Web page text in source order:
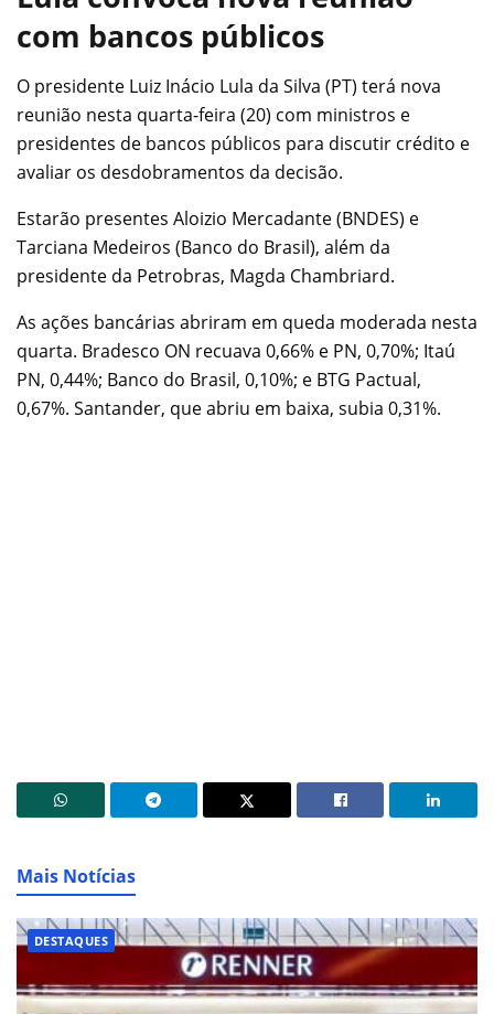
com bancos públicos
O presidente Luiz Inácio Lula da Silva (PT) terá nova
reunião nesta quarta-feira (20) com ministros e
presidentes de bancos públicos para discutir crédito e
avaliar os desdobramentos da decisão.
Estarão presentes Aloizio Mercadante (BNDES) e
Tarciana Medeiros (Banco do Brasil), além da
presidente da Petrobras, Magda Chambriard.
As ações bancárias abriram em queda moderada nesta
quarta. Bradesco ON recuava 0,66% e PN, 0,70%; Itaú
PN, 0,44%; Banco do Brasil, 0,10%; e BTG Pactual,
0,67%. Santander, que abriu em baixa, subia 0,31%.
Mais Notícias
DESTAQUES